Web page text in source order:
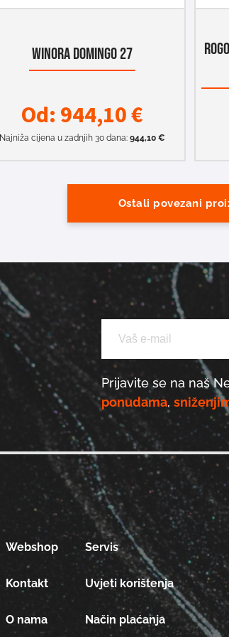
WINORA DOMINGO 27
Od:944,10€
Najniža cijena u zadnjih 30 dana:944,10€
Ostali povezani
Prijavite se na naš
ponudama,
Webshop
Kontakt
O nama
Servis
Uvjeti korištenja
Način plaćanja